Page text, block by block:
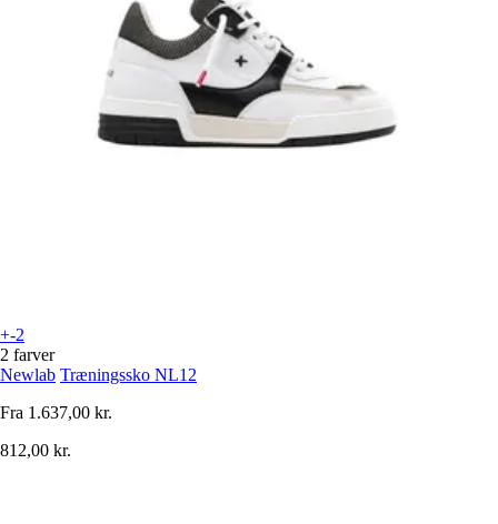
+-2
2 farver
Newlab Træningssko NL12
Fra 1.637,00 kr.
812,00 kr.